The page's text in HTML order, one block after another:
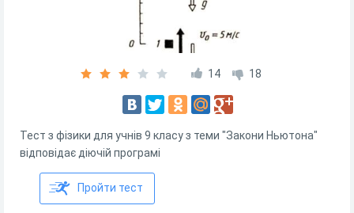
14 18
Тест з фізики для учнів 9 класу з теми "Закони Ньютона"
відповідає діючій програмі
Пройти тест